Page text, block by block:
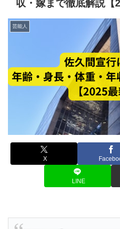
収・嫁まで徹底解説【
芸能人
X
LINE